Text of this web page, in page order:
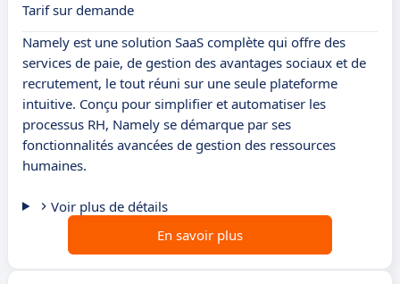
Tarif sur demande
Namely est une solution SaaS complète qui offre des
services de paie, de gestion des avantages sociaux et de
recrutement, le tout réuni sur une seule plateforme
intuitive. Conçu pour simplifier et automatiser les
processus RH, Namely se démarque par ses
fonctionnalités avancées de gestion des ressources
humaines.
Voir plus de détails
En savoir plus